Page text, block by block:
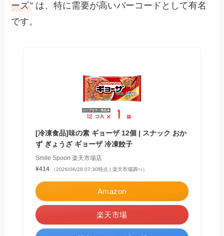
ーズ” は、特に需要が高いバーコードとして有名
です。
[冷凍食品]味の素 ギョーザ 12個 | スナック おか
ず ぎょうざ ギョーザ 冷凍餃子
Smile Spoon 楽天市場店
¥414
（2026/06/28 07:30時点 | 楽天市場調べ）
Amazon
楽天市場